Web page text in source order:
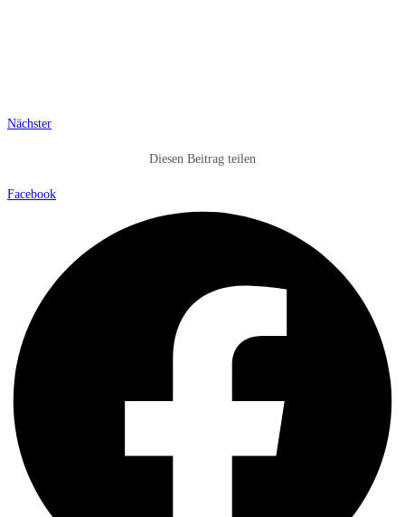
Nächster
Diesen Beitrag teilen
Facebook